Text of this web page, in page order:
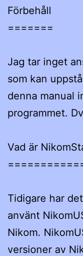
Förbehåll
=======
Jag tar inget
som kan
denna manual
programmet.
Vad är
Tidigare har
använt
Nikom.
versioner av